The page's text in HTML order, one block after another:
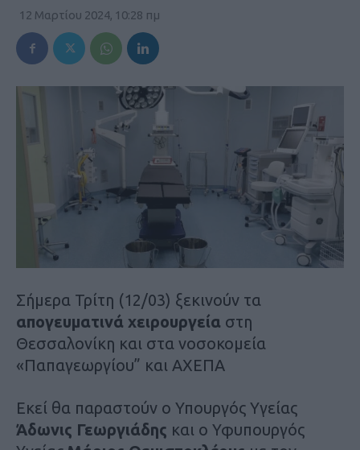
12 Μαρτίου 2024, 10:28 πμ
Σήμερα Τρίτη (12/03) ξεκινούν τα
απογευματινά χειρουργεία στη
Θεσσαλονίκη και στα νοσοκομεία
«Παπαγεωργίου” και ΑΧΕΠΑ
Εκεί θα παραστούν ο Υπουργός Υγείας
Άδωνις Γεωργιάδης και ο Υφυπουργός